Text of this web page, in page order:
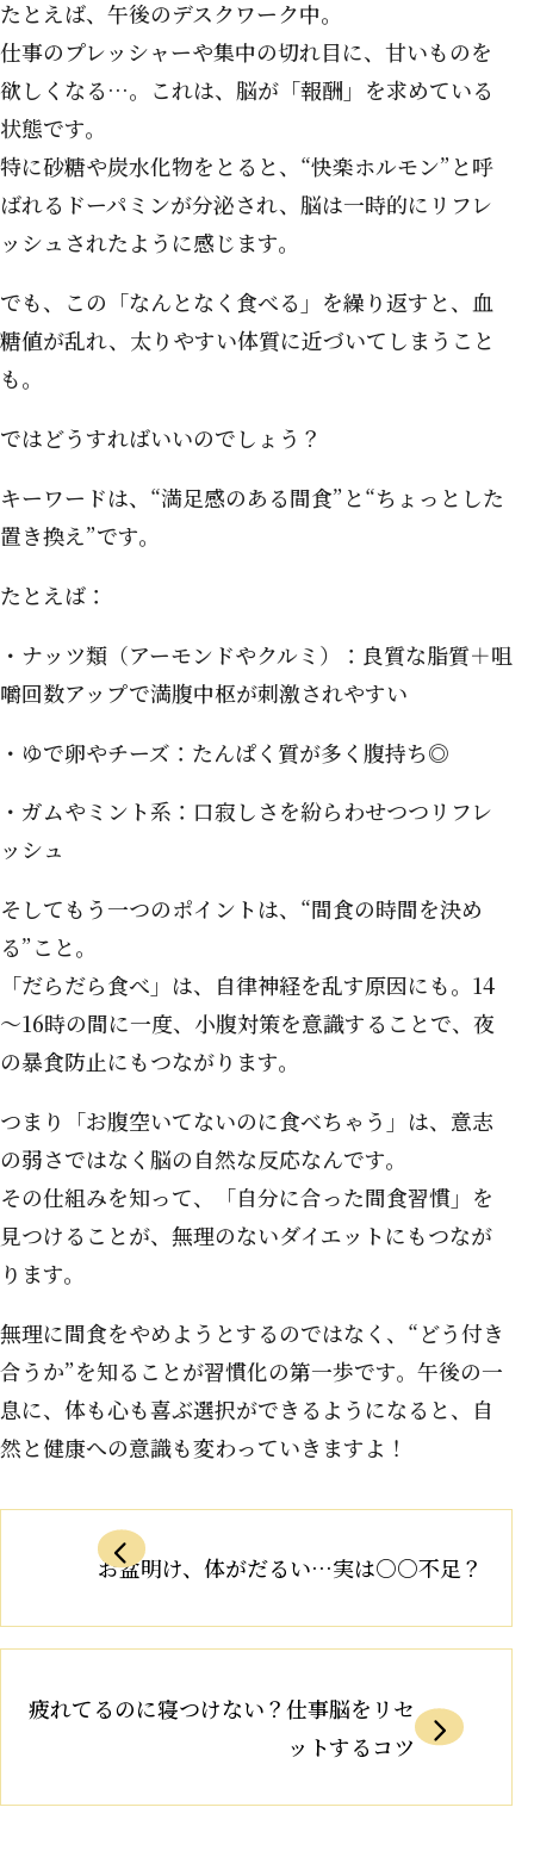
たとえば、午後のデスクワーク中。
仕事のプレッシャーや集中の切れ目に、甘いものを
欲しくなる…。これは、脳が「報酬」を求めている
状態です。
特に砂糖や炭水化物をとると、“快楽ホルモン”と呼
ばれるドーパミンが分泌され、脳は一時的にリフレ
ッシュされたように感じます。
でも、この「なんとなく食べる」を繰り返すと、血
糖値が乱れ、太りやすい体質に近づいてしまうこと
も。
ではどうすればいいのでしょう？
キーワードは、“満足感のある間食”と“ちょっとした
置き換え”です。
たとえば：
・ナッツ類（アーモンドやクルミ）：良質な脂質＋咀
嚼回数アップで満腹中枢が刺激されやすい
・ゆで卵やチーズ：たんぱく質が多く腹持ち◎
・ガムやミント系：口寂しさを紛らわせつつリフレ
ッシュ
そしてもう一つのポイントは、“間食の時間を決め
る”こと。
「だらだら食べ」は、自律神経を乱す原因にも。14
～16時の間に一度、小腹対策を意識することで、夜
の暴食防止にもつながります。
つまり「お腹空いてないのに食べちゃう」は、意志
の弱さではなく脳の自然な反応なんです。
その仕組みを知って、「自分に合った間食習慣」を
見つけることが、無理のないダイエットにもつなが
ります。
無理に間食をやめようとするのではなく、“どう付き
合うか”を知ることが習慣化の第一歩です。午後の一
息に、体も心も喜ぶ選択ができるようになると、自
然と健康への意識も変わっていきますよ！
お盆明け、体がだるい…実は○○不足？
疲れてるのに寝つけない？仕事脳をリセ
ットするコツ